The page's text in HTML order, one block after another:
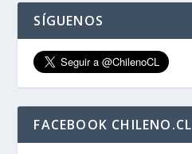
SÍGUENOS
FACEBOOK CHILENO.CL